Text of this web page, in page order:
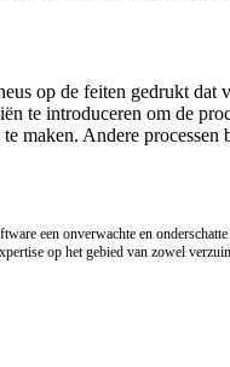
op de feiten gedrukt dat
te introduceren om de
maken. Andere
een onverwachte en
op het gebied van zowel